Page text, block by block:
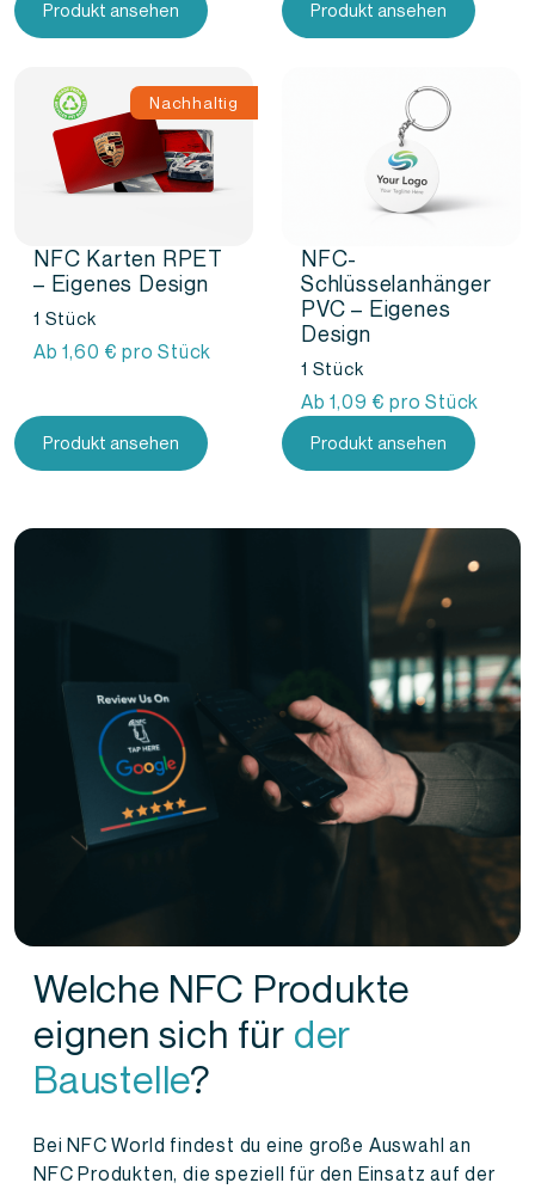
Produkt ansehen Produkt ansehen
Nachhaltig
NFC Karten RPET
– Eigenes Design
1 Stück
Ab1,60 € pro Stück
Produkt ansehen
NFC-
Schlüsselanhänger
PVC – Eigenes
Design
1 Stück
Ab1,09 € pro Stück
Produkt ansehen
Welche NFC Produkte
eignen sich für der
Baustelle?
Bei NFC World findest du eine große Auswahl an
NFC Produkten, die speziell für den Einsatz auf der